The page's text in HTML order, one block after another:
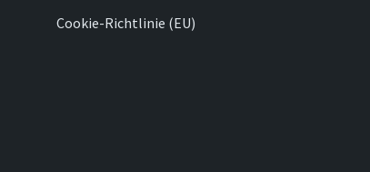
Cookie-Richtlinie (EU)